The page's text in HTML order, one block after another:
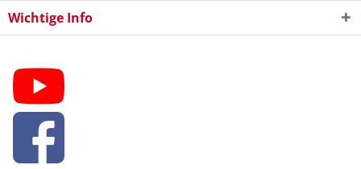
Wichtige Info